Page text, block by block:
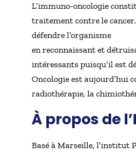
L’immuno-oncologie
traitement contre le
défendre l’organisme
en reconnaissant et
intéressants puisqu’il est
Oncologie est aujourd’hui
radiothérapie, la
À propos de
Basé à Marseille, l’institut